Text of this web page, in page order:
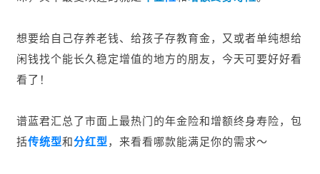
想要给自己存养老钱、给孩子存教育金，又或者单纯想给
闲钱找个能长久稳定增值的地方的朋友，今天可要好好看
看了！
谱蓝君汇总了市面上最热门的年金险和增额终身寿险，包
括传统型和分红型，来看看哪款能满足你的需求～